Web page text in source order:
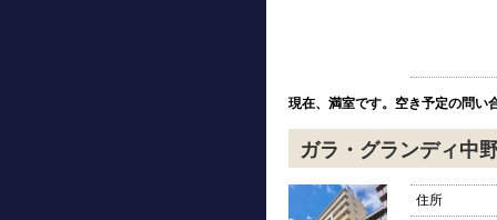
現在、満室です。空き予定の問い
ガラ・グランディ中
住所